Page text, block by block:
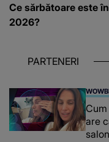
Ce sărbătoare este
2026?
PARTENERI
are